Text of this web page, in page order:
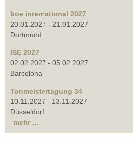
boe international 2027
20.01.2027 - 21.01.2027
Dortmund
ISE 2027
02.02.2027 - 05.02.2027
Barcelona
Tonmeistertagung 34
10.11.2027 - 13.11.2027
Düsseldorf
mehr ...